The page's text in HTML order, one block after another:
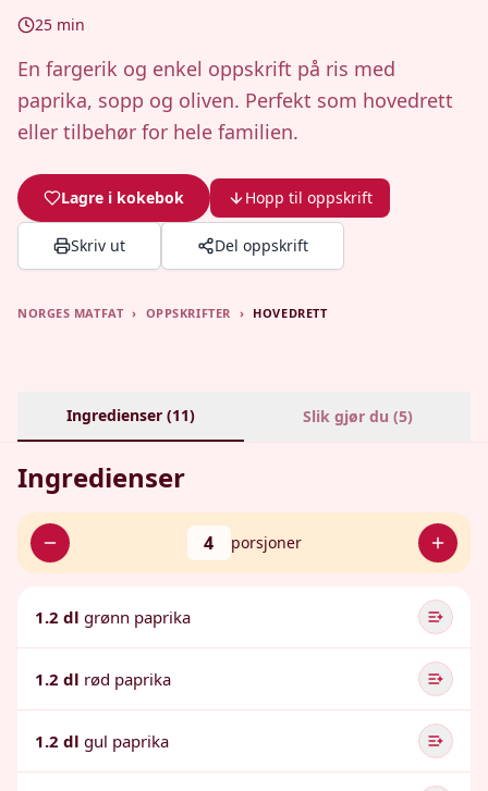
25 min
En fargerik og enkel oppskrift på ris med
paprika, sopp og oliven. Perfekt som hovedrett
eller tilbehør for hele familien.
Lagre i kokebok Hopp til oppskrift
Skriv ut Del oppskrift
NORGES MATFAT › OPPSKRIFTER › HOVEDRETT
Ingredienser (11) Slik gjør du (5)
Ingredienser
4 porsjoner
1.2 dl grønn paprika
1.2 dl rød paprika
1.2 dl gul paprika